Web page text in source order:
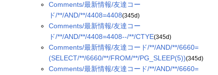
Comments/最新情報/友達コー
ド/**/AND/**/4408=4408(345d)
Comments/最新情報/友達コー
ド/**/AND/**/4408=4408--/**/CTYE(345d)
Comments/最新情報/友達コード/**/AND/**/6660=
(SELECT/**/6660/**/FROM/**/PG_SLEEP(5))(345d)
Comments/最新情報/友達コード/**/AND/**/6660=